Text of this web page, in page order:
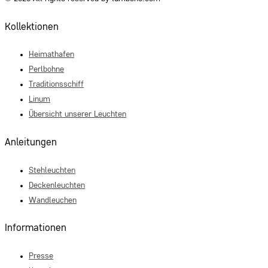
Kollektionen
Heimathafen
Perlbohne
Traditionsschiff
Linum
Übersicht unserer Leuchten
Anleitungen
Stehleuchten
Deckenleuchten
Wandleuchen
Informationen
Presse